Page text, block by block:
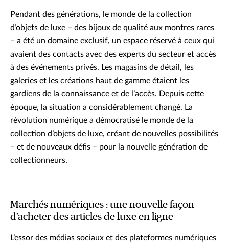
Pendant des générations, le monde de la collection
d’objets de luxe – des bijoux de qualité aux montres rares
– a été un domaine exclusif, un espace réservé à ceux qui
avaient des contacts avec des experts du secteur et accès
à des événements privés. Les magasins de détail, les
galeries et les créations haut de gamme étaient les
gardiens de la connaissance et de l’accès. Depuis cette
époque, la situation a considérablement changé. La
révolution numérique a démocratisé le monde de la
collection d’objets de luxe, créant de nouvelles possibilités
– et de nouveaux défis – pour la nouvelle génération de
collectionneurs.
Marchés numériques : une nouvelle façon
d’acheter des articles de luxe en ligne
L’essor des médias sociaux et des plateformes numériques